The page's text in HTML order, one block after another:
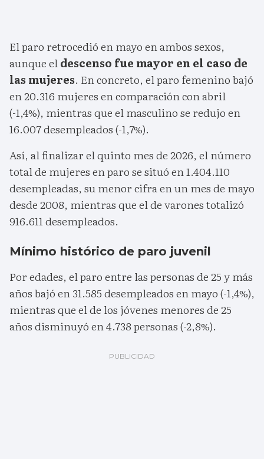
El paro retrocedió en mayo en ambos sexos,
aunque eldescenso fue mayor en el caso de
las mujeres. En concreto, el paro femenino bajó
en 20.316 mujeres en comparación con abril
(-1,4%), mientras que el masculino se redujo en
16.007 desempleados (-1,7%).
Así, al finalizar el quinto mes de 2026, el número
total de mujeres en paro se situó en 1.404.110
desempleadas, su menor cifra en un mes de mayo
desde 2008, mientras que el de varones totalizó
916.611 desempleados.
Mínimo histórico de paro juvenil
Por edades, el paro entre las personas de 25 y más
años bajó en 31.585 desempleados en mayo (-1,4%),
mientras que el de los jóvenes menores de 25
años disminuyó en 4.738 personas (-2,8%).